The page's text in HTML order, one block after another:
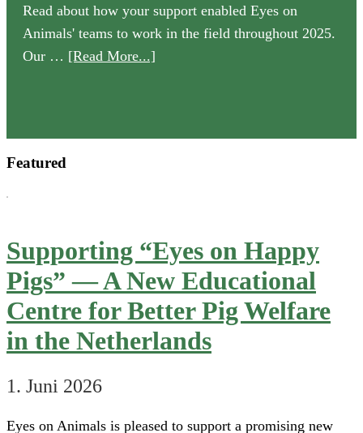
Read about how your support enabled Eyes on
Animals' teams to work in the field throughout 2025.
Our … [Read More...]
Featured
Supporting “Eyes on Happy
Pigs” — A New Educational
Centre for Better Pig Welfare
in the Netherlands
1. Juni 2026
Eyes on Animals is pleased to support a promising new